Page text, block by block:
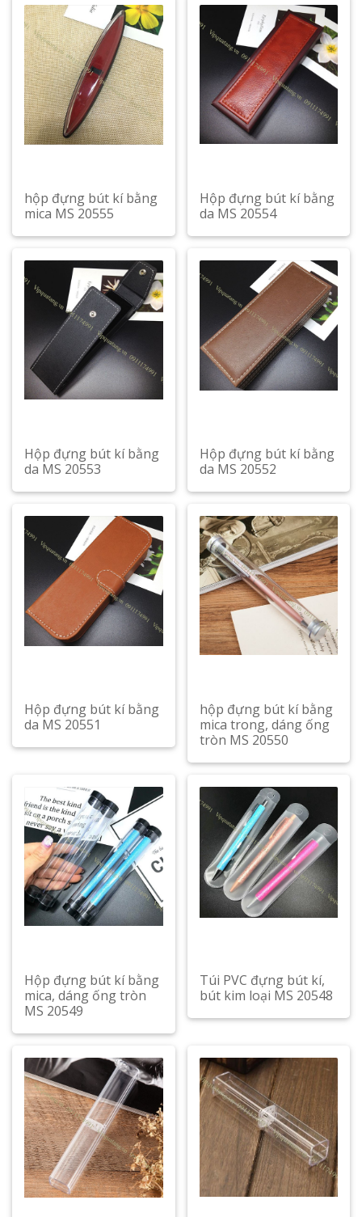
hộp đựng bút kí bằng
mica MS 20555
Hộp đựng bút kí bằng
da MS 20554
Hộp đựng bút kí bằng
da MS 20553
Hộp đựng bút kí bằng
da MS 20552
Hộp đựng bút kí bằng
da MS 20551
hộp đựng bút kí bằng
mica trong, dáng ống
tròn MS 20550
Hộp đựng bút kí bằng
mica, dáng ống tròn
MS 20549
Túi PVC đựng bút kí,
bút kim loại MS 20548